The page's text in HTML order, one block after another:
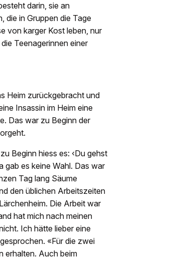
darin, sie an
die in Gruppen die Tage
von karger Kost leben, nur
Teenagerinnen einer
Heim zurückgebracht und
Insassin im Heim eine
Das war zu Beginn der
Beginn hiess es: ‹Du gehst
gab es keine Wahl. Das war
Tag lang Säume
den üblichen Arbeitszeiten
Die Arbeit war
hat mich nach meinen
Ich hätte lieber eine
«Für die zwei
erhalten. Auch beim